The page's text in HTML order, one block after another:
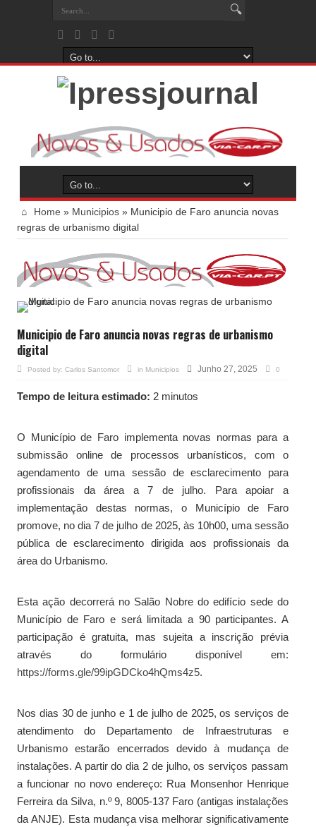
Home » Municipios » Municipio de Faro anuncia novas
regras de urbanismo digital
Municipio de Faro anuncia novas regras de urbanismo
digital
Posted by: Carlos Santomor in Municipios Junho 27, 2025 0
Tempo de leitura estimado: 2 minutos
O Município de Faro implementa novas normas para a
submissão online de processos urbanísticos, com o
agendamento de uma sessão de esclarecimento para
profissionais da área a 7 de julho. Para apoiar a
implementação destas normas, o Município de Faro
promove, no dia 7 de julho de 2025, às 10h00, uma sessão
pública de esclarecimento dirigida aos profissionais da
área do Urbanismo.
Esta ação decorrerá no Salão Nobre do edifício sede do
Município de Faro e será limitada a 90 participantes. A
participação é gratuita, mas sujeita a inscrição prévia
através do formulário disponível em:
https://forms.gle/99ipGDCko4hQms4z5.
Nos dias 30 de junho e 1 de julho de 2025, os serviços de
atendimento do Departamento de Infraestruturas e
Urbanismo estarão encerrados devido à mudança de
instalações. A partir do dia 2 de julho, os serviços passam
a funcionar no novo endereço: Rua Monsenhor Henrique
Ferreira da Silva, n.º 9, 8005-137 Faro (antigas instalações
da ANJE). Esta mudança visa melhorar significativamente